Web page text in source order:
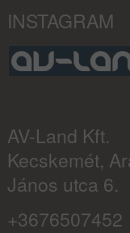
INSTAGRAM
AV-Land Kft.
Kecskemét,
János utca 6.
+3676507452